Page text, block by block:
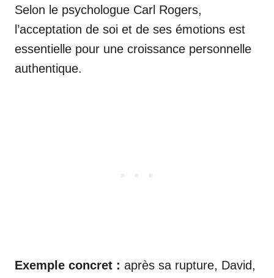
Selon le psychologue Carl Rogers,
l’acceptation de soi et de ses émotions est
essentielle pour une croissance personnelle
authentique.
Exemple concret : après sa rupture, David,